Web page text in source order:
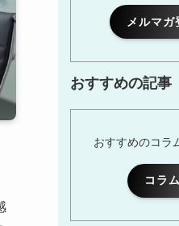
メルマガ
おすすめの記事
おすすめのコラ
コラ